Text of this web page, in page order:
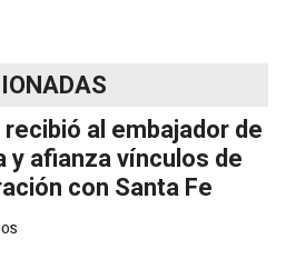
recibió al embajador de
y afianza vínculos de
con Santa Fe